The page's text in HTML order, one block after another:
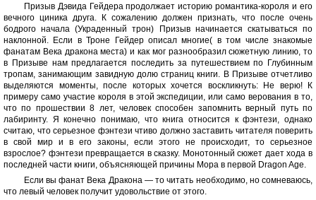
Призыв Дэвида Гейдера продолжает историю романтика-короля и его
вечного циника друга. К сожалению должен признать, что после очень
бодрого начала (Украденный трон) Призыв начинается скатываться по
наклонной. Если в Троне Гейдер описал многие( в том числе знакомые
фанатам Века дракона места) и как мог разнообразил сюжетную линию, то
в Призыве нам предлагается последить за путешествием по Глубинным
тропам, занимающим завидную долю страниц книги. В Призыве отчетливо
выделяются моменты, после которых хочется воскликнуть: Не верю! К
примеру само участие короля в этой экспедиции, или само верования в то,
что по прошествии 8 лет, человек способен запомнить верный путь по
лабиринту. Я конечно понимаю, что книга относится к фэнтези, однако
считаю, что серьезное фэнтези чтиво должно заставить читателя поверить
в свой мир и в его законы, если этого не происходит, то серьезное
взрослое? фэнтези превращается в сказку. Монотонный сюжет дает хода в
последней части книги, объясняющей причины Мора в первой Dragon Age.
Если вы фанат Века Дракона — то читать необходимо, но сомневаюсь,
что левый человек получит удовольствие от этого.